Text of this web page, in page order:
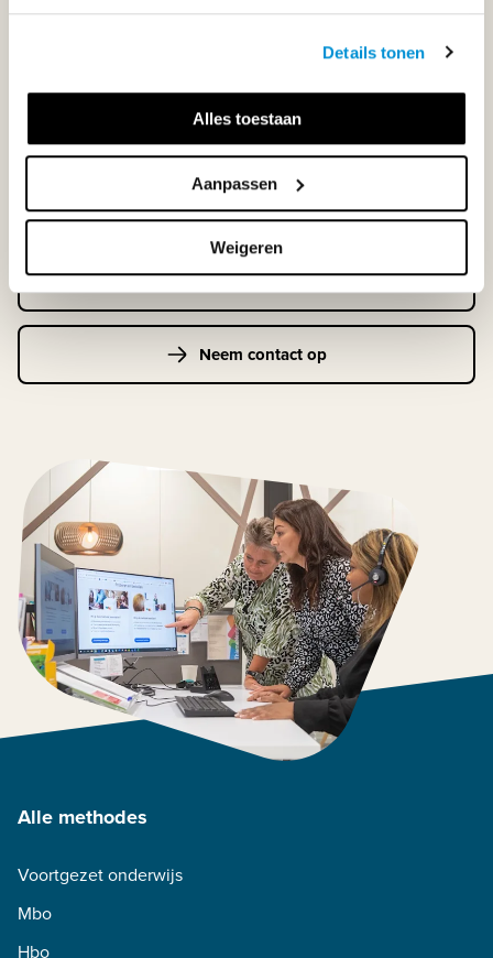
Details tonen
Alles toestaan
Aanpassen
Weigeren
WIJ STAAN VOOR JE KLAAR!
033-4483000
Maandag t/m vrijdag | 08.00 - 17.00 uur
Klantenservice
Neem contact op
Alle methodes
Voortgezet onderwijs
Mbo
Hbo